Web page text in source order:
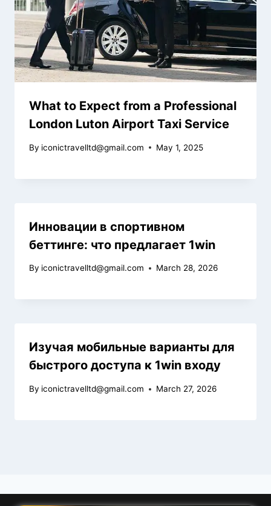
What to Expect from a Professional
London Luton Airport Taxi Service
By iconictravelltd@gmail.com May 1, 2025
Инновации в спортивном
беттинге: что предлагает 1win
By iconictravelltd@gmail.com March 28, 2026
Изучая мобильные варианты для
быстрого доступа к 1win входу
By iconictravelltd@gmail.com March 27, 2026